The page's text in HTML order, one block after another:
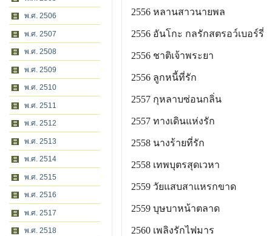
พ.ศ. 2506
พ.ศ. 2507
พ.ศ. 2508
พ.ศ. 2509
พ.ศ. 2510
พ.ศ. 2511
พ.ศ. 2512
พ.ศ. 2513
พ.ศ. 2514
พ.ศ. 2515
พ.ศ. 2516
พ.ศ. 2517
พ.ศ. 2518
2556 หลานสาวนายพล
2556 อันโกะ กลรักสตรอว์เบอร์รี่
2556 ชาติเจ้าพระยา
2556 ลูกหนี้ที่รัก
2557 กุหลาบซ่อนกลิ่น
2557 ทางเดินแห่งรัก
2558 นางร้ายที่รัก
2558 เทพบุตรสุดเวหา
2559 วัยแสบสาแหรกขาด
2559 บุษบาหน้าตลาด
2560 เพลิงรักไฟมาร